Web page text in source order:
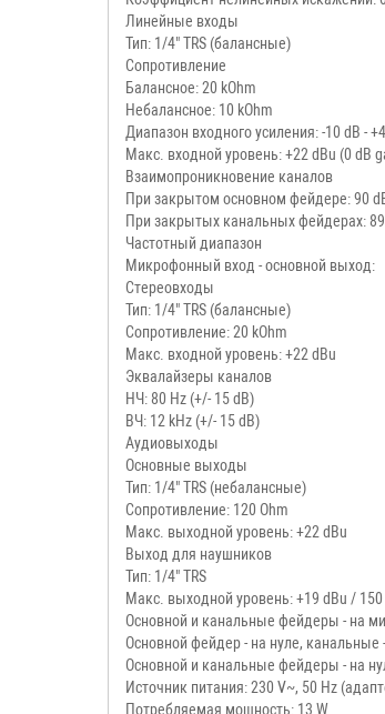
Линейные входы
Тип: 1/4" TRS (балансные)
Сопротивление
Балансное: 20 kOhm
Небалансное: 10 kOhm
Диапазон входного усиления: -10 dB -
Макс. входной уровень: +22 dBu (0 dB
Взаимопроникновение каналов
При закрытом основном фейдере: 90
При закрытых канальных фейдерах:
Частотный диапазон
Микрофонный вход - основной выход:
Стереовходы
Тип: 1/4" TRS (балансные)
Сопротивление: 20 kOhm
Макс. входной уровень: +22 dBu
Эквалайзеры каналов
НЧ: 80 Hz (+/- 15 dB)
ВЧ: 12 kHz (+/- 15 dB)
Аудиовыходы
Основные выходы
Тип: 1/4" TRS (небалансные)
Сопротивление: 120 Ohm
Макс. выходной уровень: +22 dBu
Выход для наушников
Тип: 1/4" TRS
Макс. выходной уровень: +19 dBu /
Основной и канальные фейдеры - на
Основной фейдер - на нуле,
Основной и канальные фейдеры - на
Источник питания: 230 V~, 50 Hz
Потребляемая мощность: 13 W